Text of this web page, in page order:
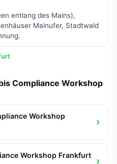
entlang des Mains),
Mainufer, Stadtwald
Compliance Workshop
Workshop
Workshop Frankfurt